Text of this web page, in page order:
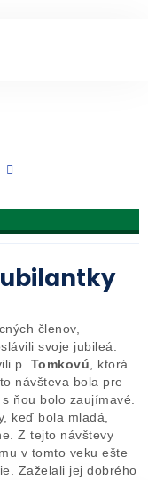
jubilantky
členov,
svoje jubileá.
p. Tomkovú , ktorá
návšteva bola pre
ňou bolo zaujímavé.
keď bola mladá,
Z tejto návštevy
v tomto veku ešte
Zaželali jej dobrého